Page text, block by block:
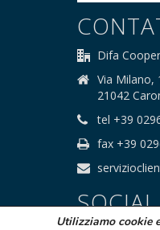
Difa
Via Milano,
21042
tel +39
fax +39
SOCIAL
Utilizziamo cookie